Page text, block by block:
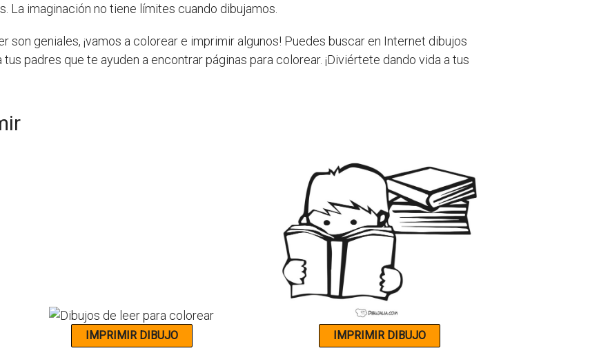
La imaginación no tiene límites cuando dibujamos.
son geniales, ¡vamos a colorear e imprimir algunos! Puedes buscar en Internet dibujos
padres que te ayuden a encontrar páginas para colorear. ¡Diviértete dando vida a tus